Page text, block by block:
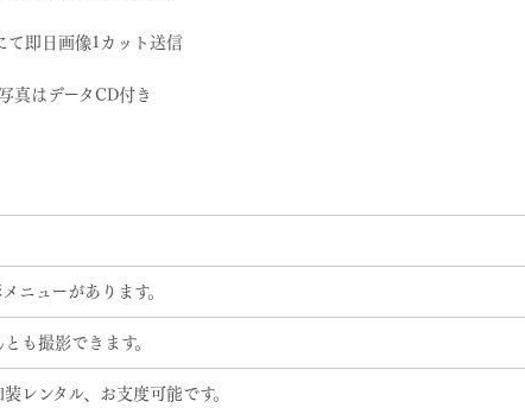
て 即日画像1カット送信
真はデータCD付き
ニューがあります。
も撮影できます。
レンタル、お支度可能です。